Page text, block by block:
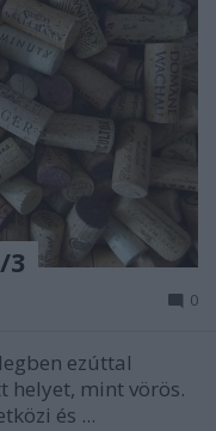
3
0
ezúttal
helyet, mint vörös.
és ...